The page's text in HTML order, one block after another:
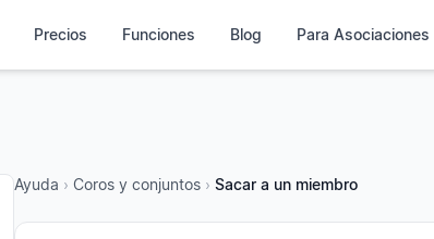
Precios Funciones Blog Para Asociaciones
Ayuda › Coros y conjuntos › Sacar a un miembro